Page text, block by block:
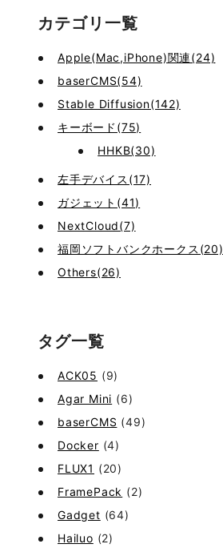
カテゴリ一覧
Apple(Mac,iPhone)関連(24)
baserCMS(54)
Stable Diffusion(142)
キーボード(75)
HHKB(30)
左手デバイス(17)
ガジェット(41)
NextCloud(7)
福岡ソフトバンクホークス(20)
Others(26)
タグ一覧
ACK05 (9)
Agar Mini (6)
baserCMS (49)
Docker (4)
FLUX1 (20)
FramePack (2)
Gadget (64)
Hailuo (2)